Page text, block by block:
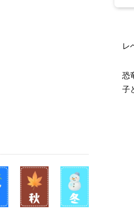
レ
恐
子